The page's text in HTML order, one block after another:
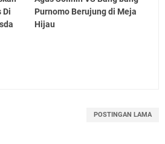
Di
Purnomo Berujung di Meja
Hijau
POSTINGAN LAMA